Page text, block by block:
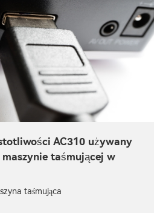
AC310 używany
taśmującej w
taśmująca